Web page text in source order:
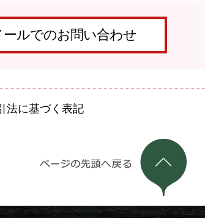
ールでのお問い合わせ
法に基づく表記